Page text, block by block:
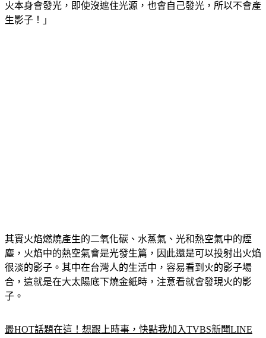
生影子！」
塵，火焰中的熱空氣會是光發生篇，因此還是可以投射出火焰
很淡的影子。其中在台灣人的生活中，容易看到火的影子場
合，這就是在大太陽底下燒金紙時，注意看就會發現火的影
子。
好友！